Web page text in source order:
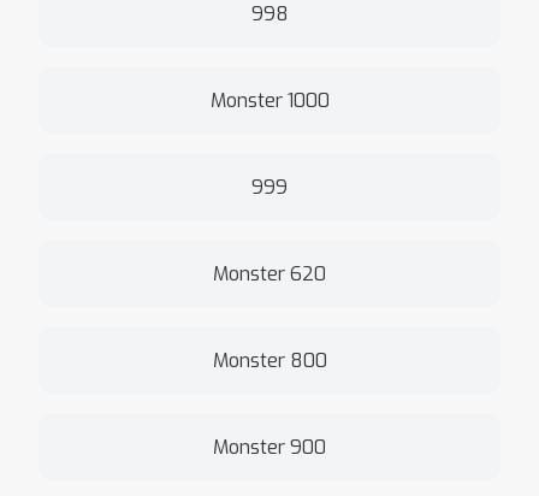
998
Monster 1000
999
Monster 620
Monster 800
Monster 900